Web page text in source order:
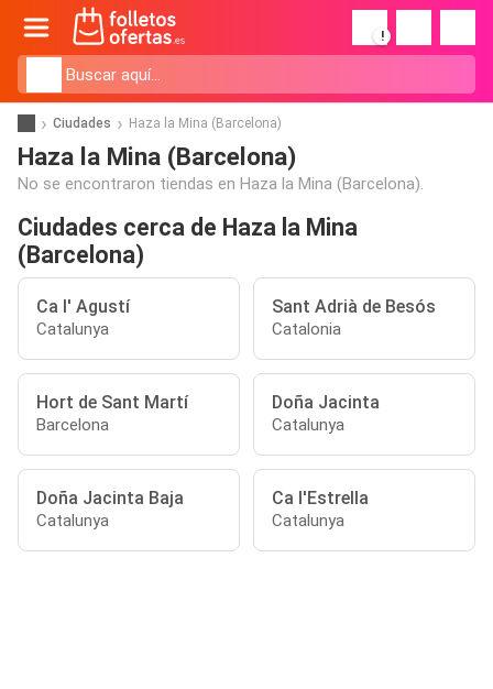
!
Ciudades Haza la Mina (Barcelona)
Haza la Mina (Barcelona)
No se encontraron tiendas en Haza la Mina (Barcelona).
Ciudades cerca de Haza la Mina
(Barcelona)
Ca l' Agustí
Catalunya
Sant Adrià de Besós
Catalonia
Hort de Sant Martí
Barcelona
Doña Jacinta
Catalunya
Doña Jacinta Baja
Catalunya
Ca l'Estrella
Catalunya